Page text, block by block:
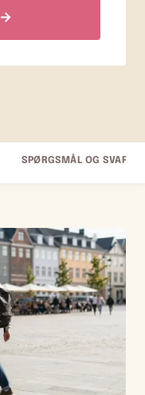
→
SPØRGSMÅL OG SVAR